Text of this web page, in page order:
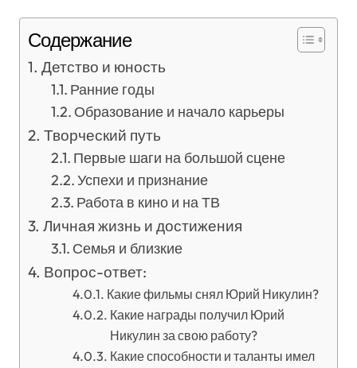
Содержание
Детство и юность
Ранние годы
Образование и начало карьеры
Творческий путь
Первые шаги на большой сцене
Успехи и признание
Работа в кино и на ТВ
Личная жизнь и достижения
Семья и близкие
Вопрос-ответ:
Какие фильмы снял Юрий Никулин?
Какие награды получил Юрий
Никулин за свою работу?
Какие способности и таланты имел